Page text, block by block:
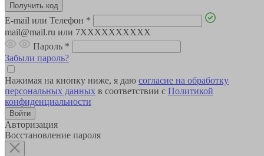
E-mail или Телефон *
mail@mail.ru или 7XXXXXXXXXX
Пароль *
Забыли пароль?
Нажимая на кнопку ниже, я даю согласие на обработку
персональных данных в соответствии с Политикой
конфиденциальности
Авторизация
Восстановление пароля